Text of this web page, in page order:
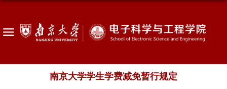
南京大学学生学费减免暂行规定